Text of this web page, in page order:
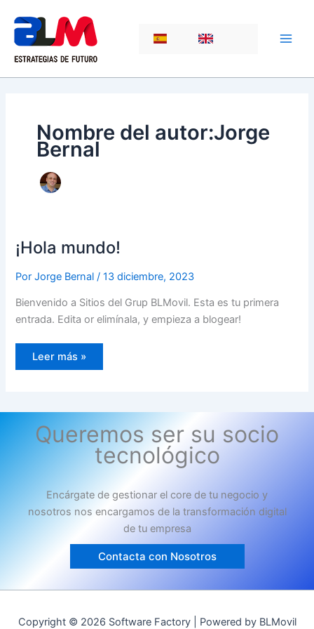
contenido
Nombre del autor:Jorge
Bernal
¡Hola mundo!
PorJorge Bernal/13 diciembre, 2023
Bienvenido a Sitios del Grup BLMovil. Esta es tu primera
entrada. Edita or elimínala, y empieza a blogear!
¡Hola
Leer más »
Queremos ser su socio
tecnológico
Encárgate de gestionar el core de tu negocio y
nosotros nos encargamos de la transformación digital
de tu empresa
Contacta con Nosotros
Copyright © 2026 Software Factory | Powered by BLMovil